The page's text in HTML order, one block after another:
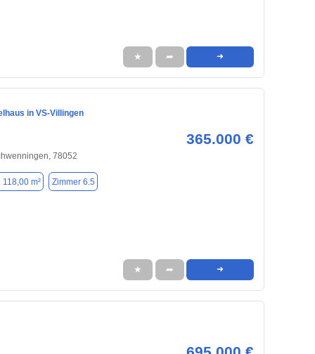
★ ➦ ➜
in VS-Villingen
365.000 €
78052
118,00 m² Zimmer 6.5
★ ➦ ➜